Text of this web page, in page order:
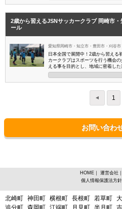
2歳から習えるJSNサッカークラブ 岡崎市
ール
愛知県岡崎市・知立市・豊田市・刈谷
日本全国で展開中！2歳から習える
カークラブはスポーツを行う機会
える事を目的とし、地域に密着し
1
お問い合わ
愛知県大府市からスポ
北崎町 神田町 横根町 長根町 若草町
追分町 森岡町 江端町 月見町 半月町
HOME｜ 運営会社 ｜
個人情報保護法方針